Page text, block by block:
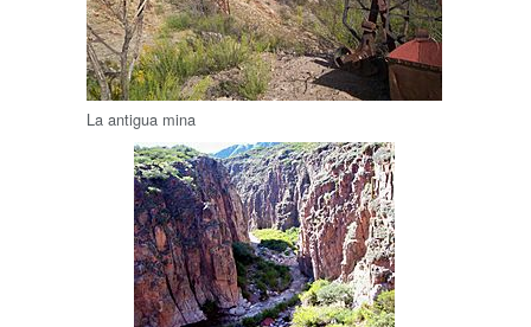
La antigua mina